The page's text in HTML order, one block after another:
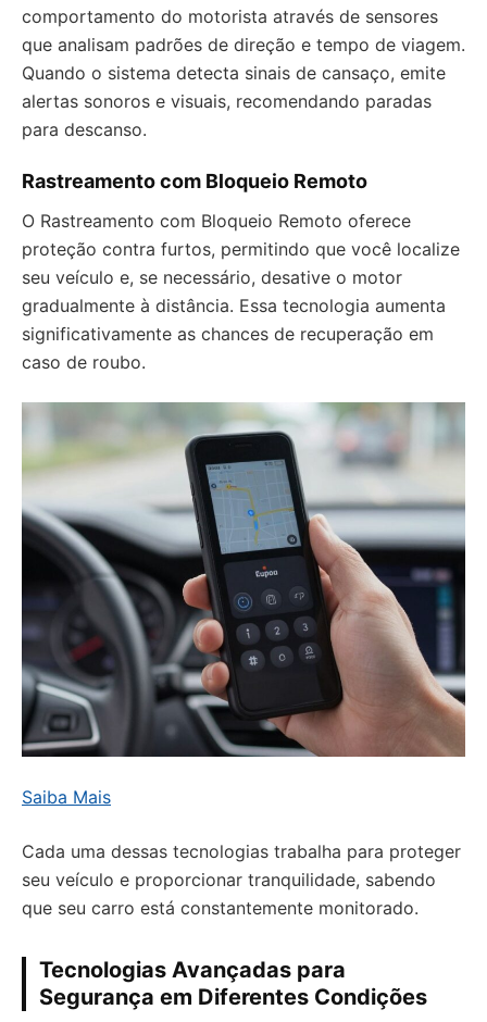
comportamento do motorista através de sensores
que analisam padrões de direção e tempo de viagem.
Quando o sistema detecta sinais de cansaço, emite
alertas sonoros e visuais, recomendando paradas
para descanso.
Rastreamento com Bloqueio Remoto
O Rastreamento com Bloqueio Remoto oferece
proteção contra furtos, permitindo que você localize
seu veículo e, se necessário, desative o motor
gradualmente à distância. Essa tecnologia aumenta
significativamente as chances de recuperação em
caso de roubo.
Saiba Mais
Cada uma dessas tecnologias trabalha para proteger
seu veículo e proporcionar tranquilidade, sabendo
que seu carro está constantemente monitorado.
Tecnologias Avançadas para
Segurança em Diferentes Condições